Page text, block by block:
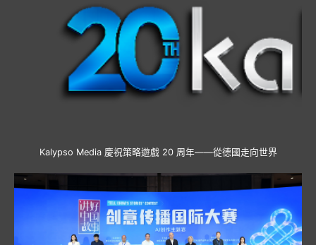
Kalypso Media 慶祝策略遊戲 20 周年——從德國走向世界